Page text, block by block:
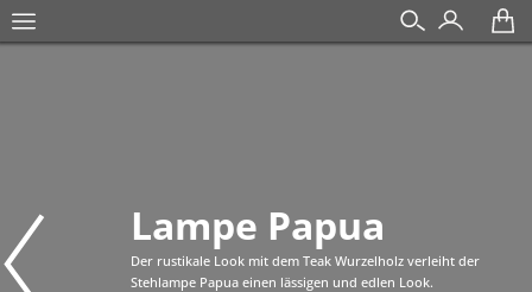
Lampe Papua
Der rustikale Look mit dem Teak Wurzelholz verleiht der
Stehlampe Papua einen lässigen und edlen Look.